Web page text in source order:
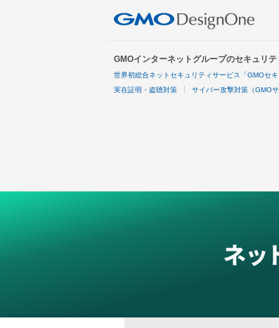
GMOインターネットグループのセキュリ
世界初総合ネットセキュリティサービス「GMOセキ
実在証明・盗聴対策 サイバー攻撃対策（GMO